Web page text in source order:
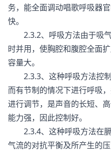
务，能全面调动唱歌呼吸器
快。
2.3.2、呼吸方法由于吸气
时并用，使胸腔和腹腔全面
容量大。
2.3.3、这种呼吸方法控制
而有节制的情况下进行呼吸
进行调节，是声音的长短、
能力强，因此控制好。
2.3.4、这种呼吸方法在膈
气流的对抗平衡及所产生的